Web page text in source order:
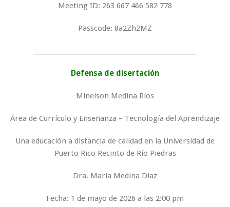
Meeting ID: 263 667 466 582 778
Passcode: 8a2Zh2MZ
Defensa de disertación
Minelson Medina Ríos
Área de Currículo y Enseñanza – Tecnología del Aprendizaje
Una educación a distancia de calidad en la Universidad de
Puerto Rico Recinto de Río Piedras
Dra. María Medina Díaz
Fecha: 1 de mayo de 2026 a las 2:00 pm